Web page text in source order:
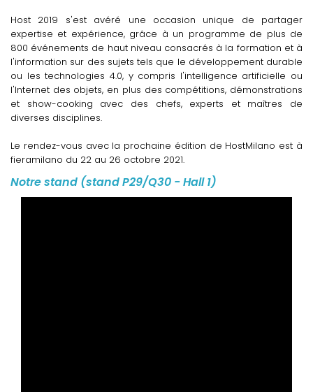
Host 2019 s'est avéré une occasion unique de partager
expertise et expérience, grâce à un programme de plus de
800 événements de haut niveau consacrés à la formation et à
l'information sur des sujets tels que le développement durable
ou les technologies 4.0, y compris l'intelligence artificielle ou
l'Internet des objets, en plus des compétitions, démonstrations
et show-cooking avec des chefs, experts et maîtres de
diverses disciplines.
Le rendez-vous avec la prochaine édition de HostMilano est à
fieramilano du 22 au 26 octobre 2021.
Notre stand (stand P29/Q30 - Hall 1)